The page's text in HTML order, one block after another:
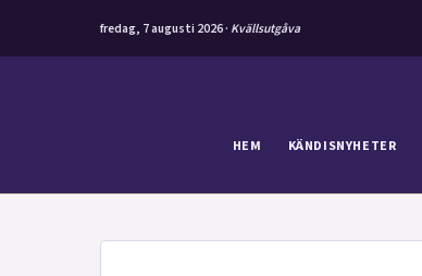
fredag, 7 augusti 2026 · Kvällsutgåva
HEM KÄNDISNYHETER